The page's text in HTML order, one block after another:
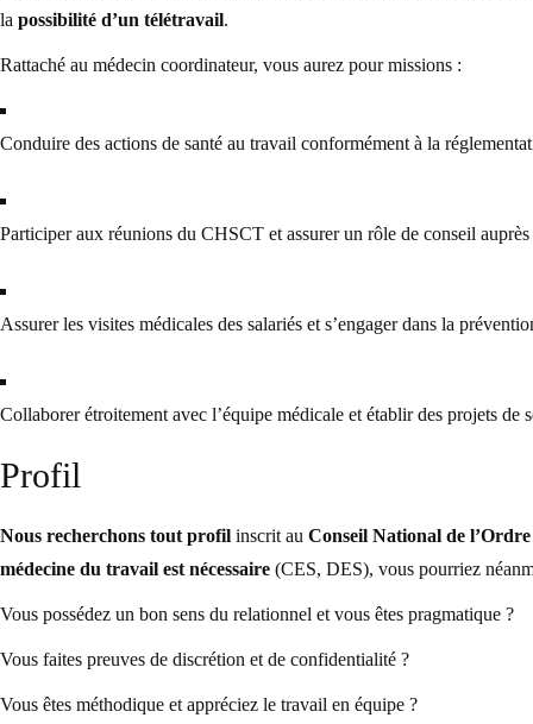
la possibilité d’un télétravail.
Rattaché au médecin coordinateur, vous aurez pour missions :
Conduire des actions de santé au travail conformément à la
Participer aux réunions du CHSCT et assurer un rôle de conseil
Assurer les visites médicales des salariés et s’engager dans la
Collaborer étroitement avec l’équipe médicale et établir des projets
Profil
Nous recherchons tout profil inscrit au Conseil National de
médecine du travail est nécessaire (CES, DES), vous pourriez
Vous possédez un bon sens du relationnel et vous êtes pragmatique ?
Vous faites preuves de discrétion et de confidentialité ?
Vous êtes méthodique et appréciez le travail en équipe ?